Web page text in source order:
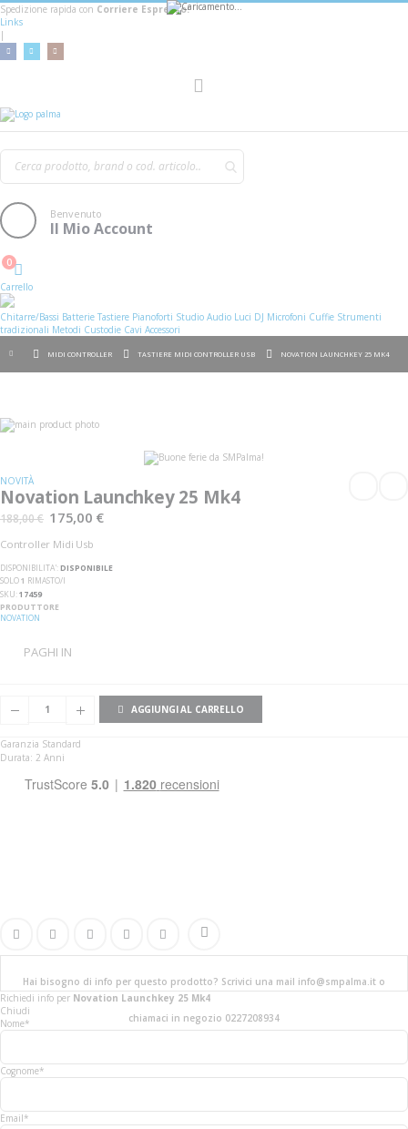
Spedizione rapida con Corriere Espresso!
Links
|
Benvenuto
Il Mio Account
Cart
0
Carrello
Chitarre/Bassi Batterie Tastiere Pianoforti Studio Audio Luci DJ Microfoni Cuffie Strumenti
tradizionali Metodi Custodie Cavi Accessori
MIDI CONTROLLER TASTIERE MIDI CONTROLLER USB NOVATION LAUNCHKEY 25 MK4
Vai
alla
galleria
di
immagini
galleria
di
immagini
NOVITÀ
Novation Launchkey 25 Mk4
188,00 € 175,00 €
Controller Midi Usb
DISPONIBILITA':DISPONIBILE
SOLO1 RIMASTO/I
SKU 17459
PRODUTTORE
NOVATION
PAGHI IN
AGGIUNGI AL CARRELLO
Garanzia Standard
Durata: 2 Anni
Hai bisogno di info per questo prodotto? Scrivici una mail info@smpalma.it o
chiamaci in negozio 0227208934
Richiedi info per Novation Launchkey 25 Mk4
Chiudi
Nome*
Cognome*
Email*